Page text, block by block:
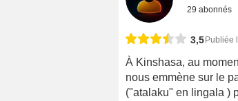
29 abonnés
3,5 Publiée
À Kinshasa, au
nous emmène sur le
("atalaku" en lingala )